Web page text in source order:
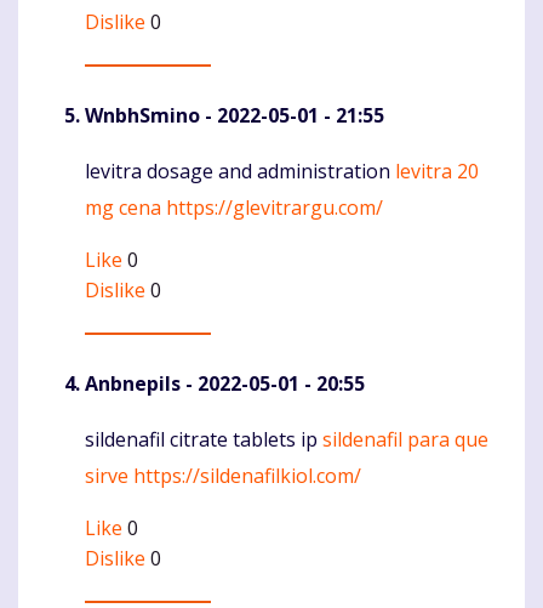
Dislike 0
WnbhSmino - 2022-05-01 - 21:55
Komentaras
levitra dosage and administration levitra 20
mg cena https://glevitrargu.com/
Like 0
Dislike 0
Anbnepils - 2022-05-01 - 20:55
Komentaras
sildenafil citrate tablets ip sildenafil para que
sirve https://sildenafilkiol.com/
Like 0
Dislike 0